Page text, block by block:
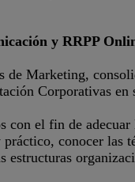
y RRPP
Marketing,
Corporativas
con el fin de
conocer las
estructuras